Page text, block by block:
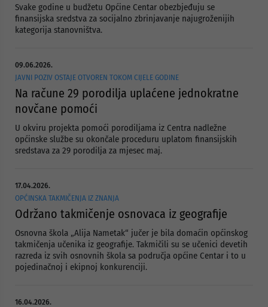
Svake godine u budžetu Općine Centar obezbjeđuju se
finansijska sredstva za socijalno zbrinjavanje najugroženijih
kategorija stanovništva.
09.06.2026.
JAVNI POZIV OSTAJE OTVOREN TOKOM CIJELE GODINE
Na račune 29 porodilja uplaćene jednokratne
novčane pomoći
U okviru projekta pomoći porodiljama iz Centra nadležne
općinske službe su okončale proceduru uplatom finansijskih
sredstava za 29 porodilja za mjesec maj.
17.04.2026.
OPĆINSKA TAKMIČENJA IZ ZNANJA
Održano takmičenje osnovaca iz geografije
Osnovna škola „Alija Nametak“ jučer je bila domaćin općinskog
takmičenja učenika iz geografije. Takmičili su se učenici devetih
razreda iz svih osnovnih škola sa područja općine Centar i to u
pojedinačnoj i ekipnoj konkurenciji.
16.04.2026.